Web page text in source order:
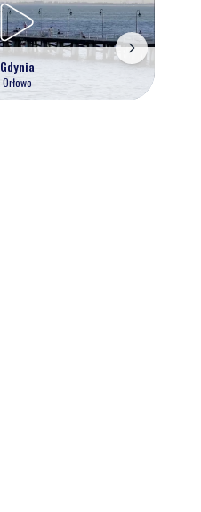
Gdynia
Orłowo